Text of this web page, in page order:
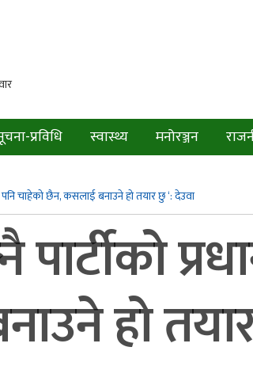
प्रविधि स्वास्थ्य मनोरञ्जन
पनि चाहेको छैन, कसलाई बनाउने हो तयार छु ‘: देउवा
हो